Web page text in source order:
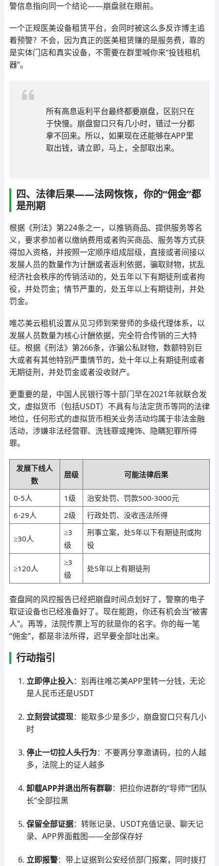
警信息指向同一个结论——崩盘就在眼前。
一个正规医美设备租赁平台，会同时被这么多反诈博主追
着预警？不会，因为真正的医美租赁赚的是服务费，靠的
是实体门店和真实设备，不需要在群里喊你来“投钱租机
器”。
所有高息返利平台最终都要崩盘，区别只在
于快慢。崩盘窗口只有几小时，错过一分都
拿不回来。所以，如果现在还能够在APP里
取出钱，请立即，马上，全部取出来。
四、法律后果——法网恢恢，你的“佣金”都
是刑期
根据《刑法》第224条之一，以推销商品、提供服务等名
义，要求参加者以缴纳费用或者购买商品、服务等方式获
得加入资格，并按照一定顺序组成层级，直接或者间接以
发展人员的数量作为计酬或者返利依据，骗取财物，扰乱
经济社会秩序的传销活动的，处五年以下有期徒刑或者拘
役，并处罚金；情节严重的，处五年以上有期徒刑，并处
罚金。
唯芯美云租机设置从见习师到荣誉师的多级代理体系，以
发展人员数量为核心计酬依据，完全符合传销的三大特
征。根据《刑法》第266条，诈骗公私财物，数额特别巨
大或者有其他特别严重情节的，处十年以上有期徒刑或者
无期徒刑，并处罚金或者没收财产。
更重要的是，中国人民银行等十部门早在2021年就联合发
文，虚拟货币（包括USDT）不具有与法定货币等同的法律
地位，任何形式的虚拟货币相关业务活动均属于非法金融
活动，涉嫌非法经营罪、洗钱罪或掩饰、隐瞒犯罪所得
罪。
发展下线人
数
层级 可能法律后果
0-5人 1级
治安处罚、罚款500-3000元
6-29人
2级 行政处罚、没收违法所得
≥30人
≥3
级
刑事立案，处5年以下有期徒刑或拘
役
≥120人
≥3
级
处5年以上有期徒刑
查盘网的风控报告已经把崩盘时间点划好了，警察的电子
取证设备也已经准备好了。现在能跑，你还有机会当“被害
人”。再等，法院传票上写的就是你的名字。你的每一笔
“佣金”，都是非法所得，迟早要全部吐出来。
行动指引
立即停止投入：别再往唯芯美APP里转一分钱，无论
是人民币还是USDT
立刻尝试提现：能取多少是多少，崩盘窗口只有几小
时
停止一切拉人头行为：不要再分享邀请码，拉的人越
多，法院上的证人越多
卸载APP并退出所有群聊：把拉你进群的“导师”“团队
长”全部拉黑
保留全部证据：转账记录、USDT充值记录、聊天记
录、APP界面截图——全部保存好
立即报警：带上证据到公安经侦部门报案，同时拨打